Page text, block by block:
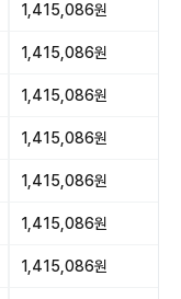
1,415,086원
1,415,086원
1,415,086원
1,415,086원
1,415,086원
1,415,086원
1,415,086원